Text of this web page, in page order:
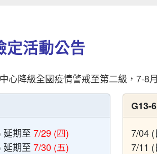
定活動公告
心降級全國疫情警戒至第二級，7-8
延期至 7/29 (四)
延期至 7/30 (五)
G13-
7/04
7/11